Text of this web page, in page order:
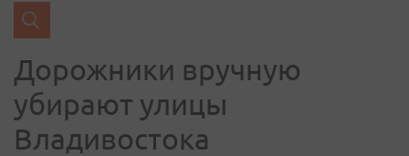
Дорожники вручную
убирают улицы
Владивостока